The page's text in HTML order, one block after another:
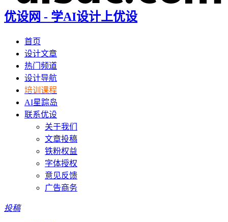
优设网 - 学AI设计上优设
首页
设计文章
热门频道
设计导航
培训课程
AI星踪岛
联系优设
关于我们
文章投稿
铁粉权益
字体授权
意见反馈
广告商务
投稿